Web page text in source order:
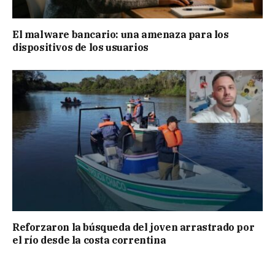
El malware bancario: una amenaza para los
dispositivos de los usuarios
Reforzaron la búsqueda del joven arrastrado por
el río desde la costa correntina